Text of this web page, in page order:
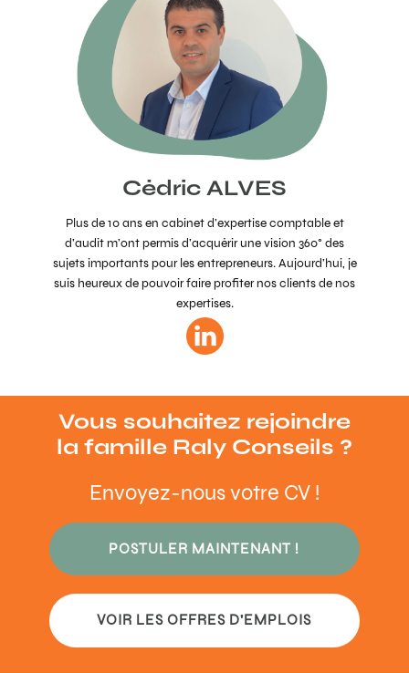
Cédric ALVES
Plus de 10 ans en cabinet d’expertise comptable et
d’audit m’ont permis d’acquérir une vision 360° des
sujets importants pour les entrepreneurs. Aujourd’hui, je
suis heureux de pouvoir faire profiter nos clients de nos
expertises.
VOIR LES OFFRES D'EMPLOIS
Vous souhaitez rejoindre
la famille Raly Conseils ?
POSTULER MAINTENANT !
Envoyez-nous votre CV !